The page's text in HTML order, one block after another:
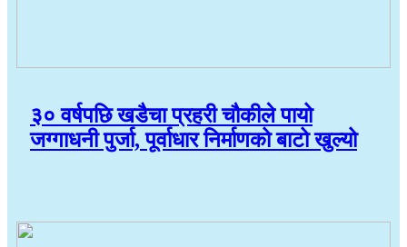
३० वर्षपछि खडैचा प्रहरी चौकीले पायो
जग्गाधनी पुर्जा, पूर्वाधार निर्माणको बाटो खुल्यो